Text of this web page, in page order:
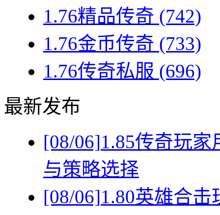
1.76精品传奇 (742)
1.76金币传奇 (733)
1.76传奇私服 (696)
最新发布
[08/06]1.85传奇玩
与策略选择
[08/06]1.80英雄合